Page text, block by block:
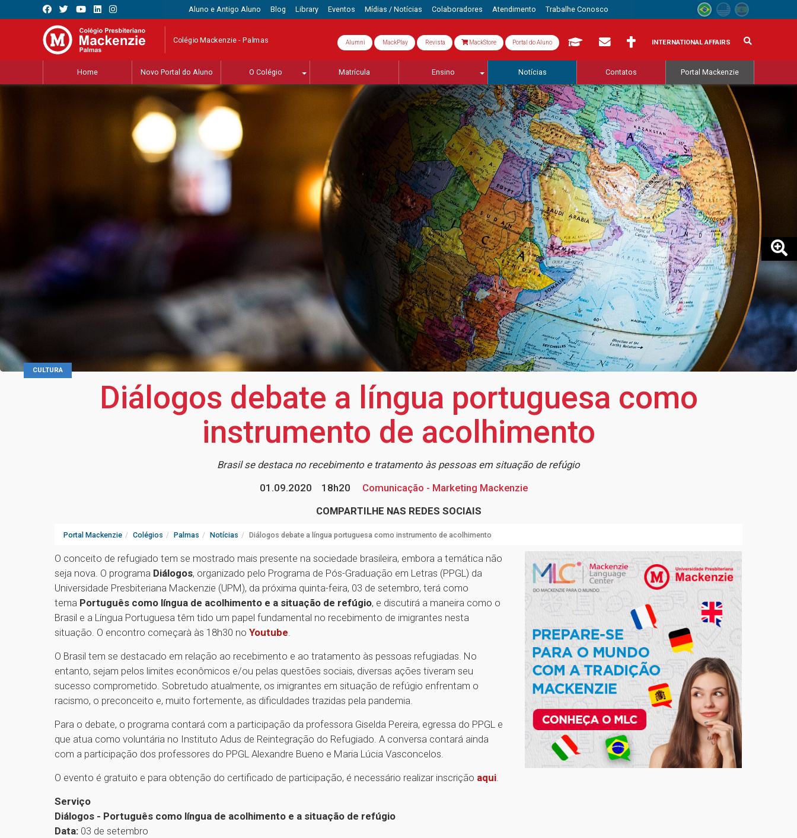
Aluno e Antigo Aluno Blog Library Eventos Mídias / Notícias Colaboradores Atendimento Trabalhe Conosco
Colégio Mackenzie - Palmas Alumni MackPlay Revista MackStore Portal do Aluno INTERNATIONAL AFFAIRS
Home Novo Portal do Aluno O Colégio Matrícula Ensino Notícias Contatos Portal Mackenzie
CULTURA
Diálogos debate a língua portuguesa como
instrumento de acolhimento
Brasil se destaca no recebimento e tratamento às pessoas em situação de refúgio
01.09.2020
18h20
Comunicação - Marketing Mackenzie
COMPARTILHE NAS REDES SOCIAIS
Portal Mackenzie Colégios Palmas Notícias Diálogos debate a língua portuguesa como instrumento de acolhimento
O conceito de refugiado tem se mostrado mais presente na sociedade brasileira, embora a temática não
seja nova. O programa Diálogos, organizado pelo Programa de Pós-Graduação em Letras (PPGL) da
Universidade Presbiteriana Mackenzie (UPM), da próxima quinta-feira, 03 de setembro, terá como
tema Português como língua de acolhimento e a situação de refúgio, e discutirá a maneira como o
Brasil e a Língua Portuguesa têm tido um papel fundamental no recebimento de imigrantes nesta
situação. O encontro começarà às 18h30 no Youtube.
O Brasil tem se destacado em relação ao recebimento e ao tratamento às pessoas refugiadas. No
entanto, sejam pelos limites econômicos e/ou pelas questões sociais, diversas ações tiveram seu
sucesso comprometido. Sobretudo atualmente, os imigrantes em situação de refúgio enfrentam o
racismo, o preconceito e, muito fortemente, as dificuldades trazidas pela pandemia.
Para o debate, o programa contará com a participação da professora Giselda Pereira, egressa do PPGL e
que atua como voluntária no Instituto Adus de Reintegração do Refugiado. A conversa contará ainda
com a participação dos professores do PPGL Alexandre Bueno e Maria Lúcia Vasconcelos.
O evento é gratuito e para obtenção do certificado de participação, é necessário realizar inscrição aqui.
Serviço
Diálogos - Português como língua de acolhimento e a situação de refúgio
Data: 03 de setembro